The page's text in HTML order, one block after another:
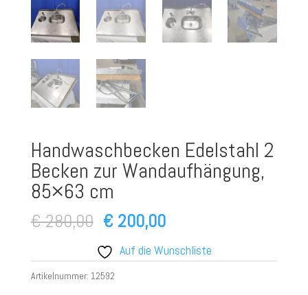
Handwaschbecken Edelstahl 2
Becken zur Wandaufhängung,
85×63 cm
€280,00 Ursprünglicher
Preis
war:
€ 280,00
€ 200,00Aktueller
Preis
ist:
Auf die Wunschliste
Artikelnummer: 12592